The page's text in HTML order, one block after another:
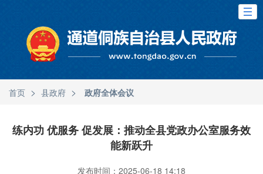
首页 > 县政府 > 政府全体会议
练内功 优服务 促发展：推动全县党政办公室服务效
能新跃升
发布时间：2025-06-18 14:18